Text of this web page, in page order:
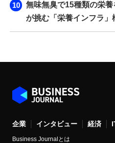
無味無臭で15種類の栄
が挑む「栄養インフラ」
企業 インタビュー 経済
Business Journalとは